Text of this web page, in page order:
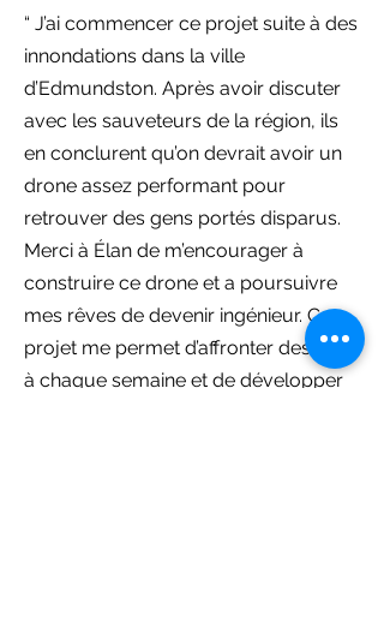
“ J’ai commencer ce projet suite à des
innondations dans la ville
d’Edmundston. Après avoir discuter
avec les sauveteurs de la région, ils
en conclurent qu’on devrait avoir un
drone assez performant pour
retrouver des gens portés disparus.
Merci à Élan de m’encourager à
construire ce drone et a poursuivre
mes rêves de devenir ingénieur. Ce
projet me permet d’affronter des défis
à chaque semaine et de développer